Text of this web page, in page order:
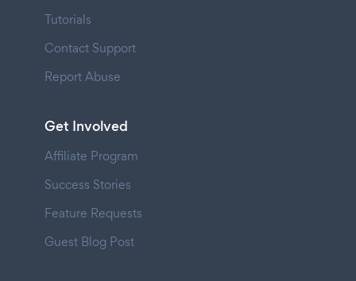
Tutorials
Contact Support
Report Abuse
Get Involved
Affiliate Program
Success Stories
Feature Requests
Guest Blog Post